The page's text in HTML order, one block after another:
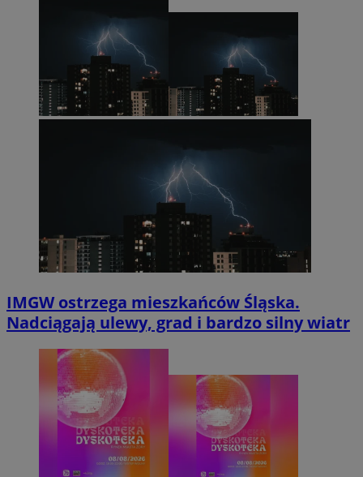
IMGW ostrzega mieszkańców Śląska.
Nadciągają ulewy, grad i bardzo silny wiatr